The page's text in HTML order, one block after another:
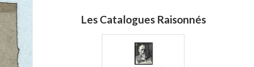
Les Catalogues Raisonnés